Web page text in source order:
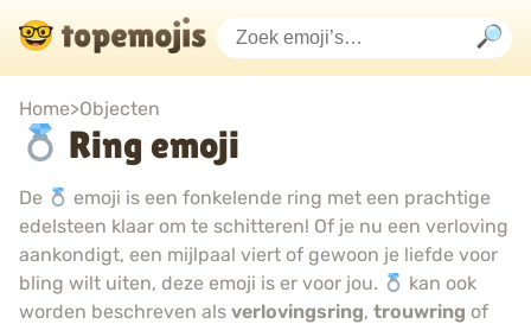
Home>Objecten
Ring emoji
De
emoji is een fonkelende ring met een prachtige
edelsteen klaar om te schitteren! Of je nu een verloving
aankondigt, een mijlpaal viert of gewoon je liefde voor
bling wilt uiten, deze emoji is er voor jou.
kan ook
worden beschreven als verlovingsring, trouwring of